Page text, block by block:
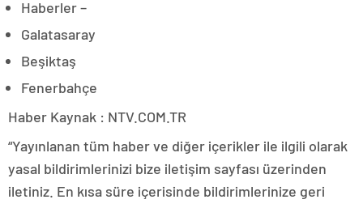
Haberler –
Galatasaray
Beşiktaş
Fenerbahçe
Haber Kaynak : NTV.COM.TR
“Yayınlanan tüm haber ve diğer içerikler ile ilgili olarak
yasal bildirimlerinizi bize iletişim sayfası üzerinden
iletiniz. En kısa süre içerisinde bildirimlerinize geri